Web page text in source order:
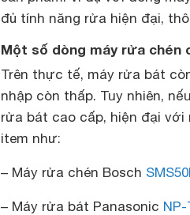
đủ tính năng rửa hiện đại,
Một số dòng máy rửa chén
Trên thực tế, máy rửa bát
nhập còn thấp. Tuy nhiên,
rửa bát cao cấp, hiện đại
item như:
– Máy rửa chén Bosch
– Máy rửa bát Panasonic NP-